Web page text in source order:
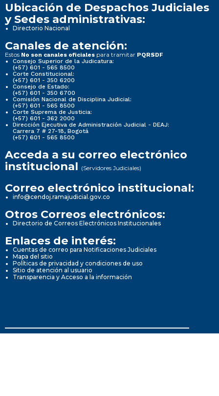
Ubicación de Despachos Judiciales
y Sedes administrativas:
Directorio Nacional
Canales de atención:
Estos No son canales oficiales para tramitar PQRSDF
Consejo Superior de la Judicatura:
(+57) 601 - 565 8500
Corte Constitucional:
(+57) 601 - 350 6200
Consejo de Estado:
(+57) 601 - 350 6700
Comisión Nacional de Disciplina Judicial:
(+57) 601 - 565 8500
Corte Suprema de Justicia:
(+57) 601 - 362 2000
Dirección Ejecutiva de Administración Judicial - DEAJ:
Carrera 7 # 27-18, Bogotá
(+57) 601 - 565 8500
Acceda a su correo electrónico
institucional (Servidores Judiciales)
Correo electrónico institucional:
info@cendoj.ramajudicial.gov.co
Otros Correos electrónicos:
Directorio de Correos Electrónicos Institucionales
Enlaces de interés:
Cuentas de correo para Notificaciones Judiciales
Mapa del sitio
Políticas de privacidad y condiciones de uso
Sitio de atención al usuario
Transparencia y Acceso a la información